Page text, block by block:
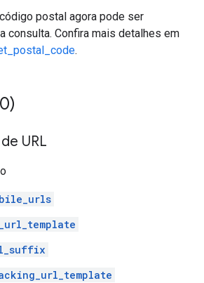
postal agora pode ser
consulta. Confira mais detalhes em
.
URL